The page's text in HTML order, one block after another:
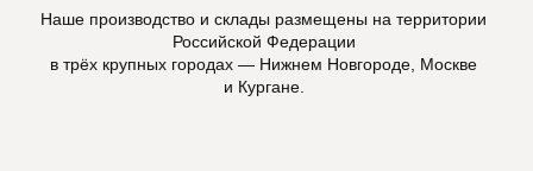
Наше производство и склады размещены на территории
Российской Федерации
в трёх крупных городах — Нижнем Новгороде, Москве
и Кургане.